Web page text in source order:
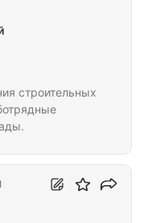
строительных